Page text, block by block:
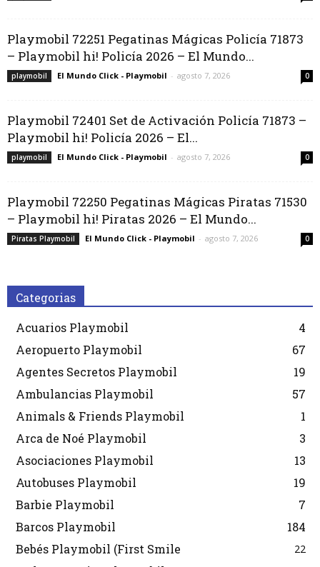
Playmobil 72251 Pegatinas Mágicas Policía 71873
– Playmobil hi! Policía 2026 – El Mundo...
playmobil El Mundo Click - Playmobil - agosto 7, 2026 0
Playmobil 72401 Set de Activación Policía 71873 –
Playmobil hi! Policía 2026 – El...
playmobil El Mundo Click - Playmobil - agosto 7, 2026 0
Playmobil 72250 Pegatinas Mágicas Piratas 71530
– Playmobil hi! Piratas 2026 – El Mundo...
Piratas Playmobil El Mundo Click - Playmobil - agosto 7, 2026 0
Categorias
Acuarios Playmobil
4
Aeropuerto Playmobil
67
Agentes Secretos Playmobil
19
Ambulancias Playmobil
57
Animals & Friends Playmobil
1
Arca de Noé Playmobil
3
Asociaciones Playmobil
13
Autobuses Playmobil
19
Barbie Playmobil
7
Barcos Playmobil
184
Bebés Playmobil (First Smile
22